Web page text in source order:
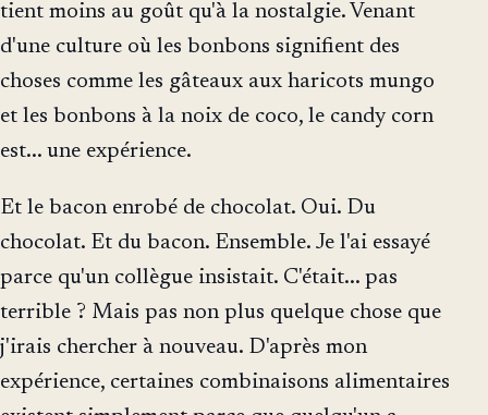
tient moins au goût qu'à la nostalgie. Venant
d'une culture où les bonbons signifient des
choses comme les gâteaux aux haricots mungo
et les bonbons à la noix de coco, le candy corn
est... une expérience.
Et le bacon enrobé de chocolat. Oui. Du
chocolat. Et du bacon. Ensemble. Je l'ai essayé
parce qu'un collègue insistait. C'était... pas
terrible ? Mais pas non plus quelque chose que
j'irais chercher à nouveau. D'après mon
expérience, certaines combinaisons alimentaires